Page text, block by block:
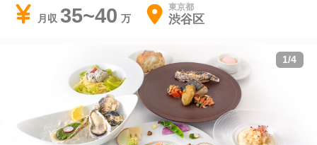
月収 35~40 東京都
渋谷区
1/4